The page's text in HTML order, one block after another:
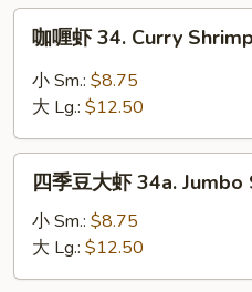
&
Sour
Shrimp
34.
Shrimp
咖喱虾 34. Curry Shrimp
小 Sm.: $8.75
大 Lg.: $12.50
虾
四季豆大虾 34a.
小 Sm.: $8.75
大 Lg.: $12.50